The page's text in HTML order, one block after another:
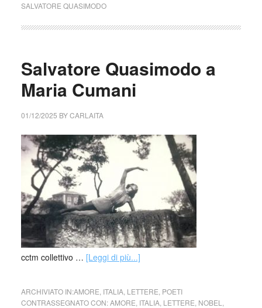
SALVATORE QUASIMODO
Salvatore Quasimodo a
Maria Cumani
01/12/2025 BYCARLAITA
cctm collettivo … [Leggi di più...]
ARCHIVIATO IN:AMORE ITALIA, LETTERE POETI
CONTRASSEGNATO CON:AMORE ITALIA, LETTERE NOBEL